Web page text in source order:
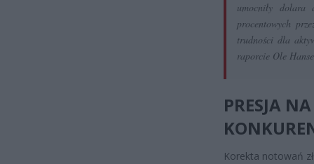
umocniły dolara
procentowych
trudności dla
raporcie Ole
PRESJA
Korekta notowań